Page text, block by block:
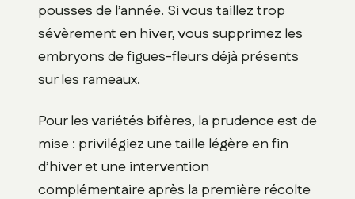
pousses de l’année. Si vous taillez trop
sévèrement en hiver, vous supprimez les
embryons de figues-fleurs déjà présents
sur les rameaux.
Pour les variétés bifères, la prudence est de
mise : privilégiez une taille légère en fin
d’hiver et une intervention
complémentaire après la première récolte